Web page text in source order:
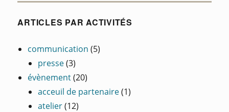
ARTICLES PAR ACTIVITÉS
communication (5)
presse(3)
évènement(20)
acceuil de partenaire(1)
atelier(12)